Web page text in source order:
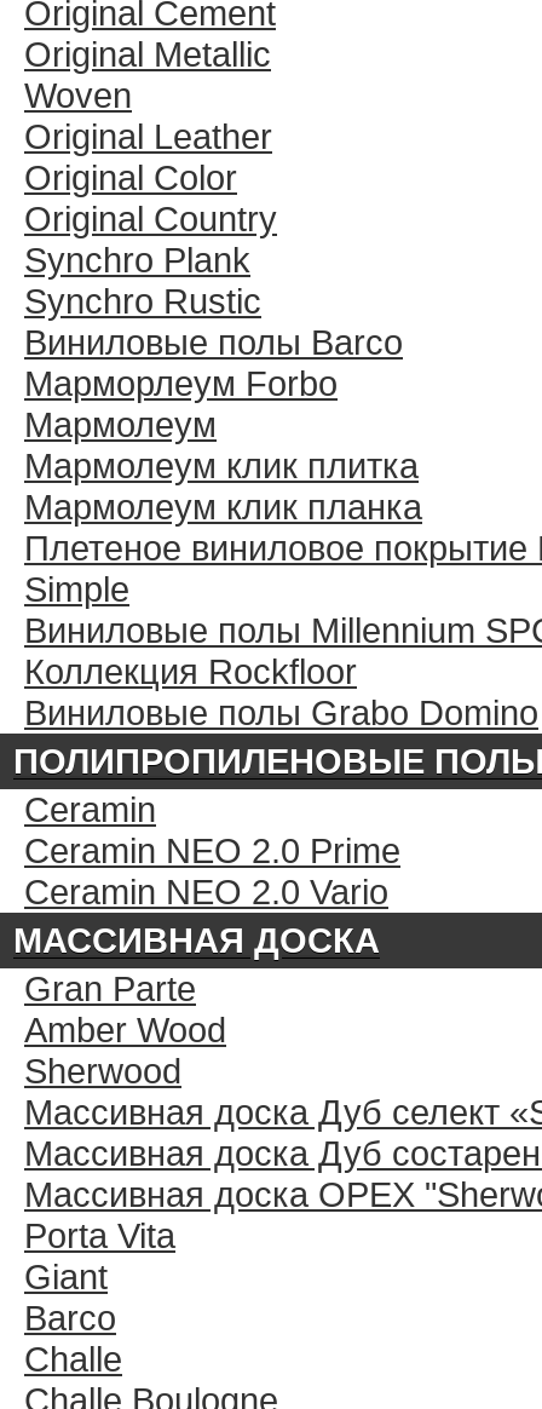
Original Cement
Original Metallic
Woven
Original Leather
Original Color
Original Country
Synchro Plank
Synchro Rustic
Виниловые полы Barco
Марморлеум Forbo
Мармолеум
Мармолеум клик плитка
Мармолеум клик планка
Плетеное виниловое покрытие
Simple
Виниловые полы Millennium
Коллекция Rockfloor
Виниловые полы Grabo Domino
ПОЛИПРОПИЛЕНОВЫЕ
Ceramin
Ceramin NEO 2.0 Prime
Ceramin NEO 2.0 Vario
МАССИВНАЯ ДОСКА
Gran Parte
Amber Wood
Sherwood
Массивная доска Дуб селект
Массивная доска Дуб
Массивная доска ОРЕХ
Porta Vita
Giant
Barco
Challe
Challe Boulogne